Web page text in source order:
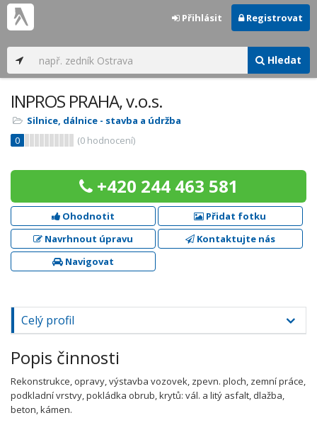
Hledat
Přihlásit Registrovat
INPROS PRAHA, v.o.s.
Silnice, dálnice - stavba a údržba
0
(0 hodnocení)
+420 244 463 581
Ohodnotit
Přidat fotku
Navrhnout úpravu
Kontaktujte nás
Navigovat
Celý profil
Popis činnosti
Rekonstrukce, opravy, výstavba vozovek, zpevn. ploch, zemní práce,
podkladní vrstvy, pokládka obrub, krytů: vál. a litý asfalt, dlažba,
beton, kámen.